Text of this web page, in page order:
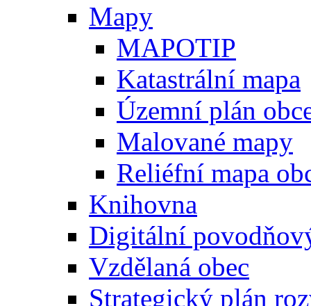
Mapy
MAPOTIP
Katastrální mapa
Územní plán
Malované mapy
Reliéfní mapa
Knihovna
Digitální
Vzdělaná obec
Strategický plán